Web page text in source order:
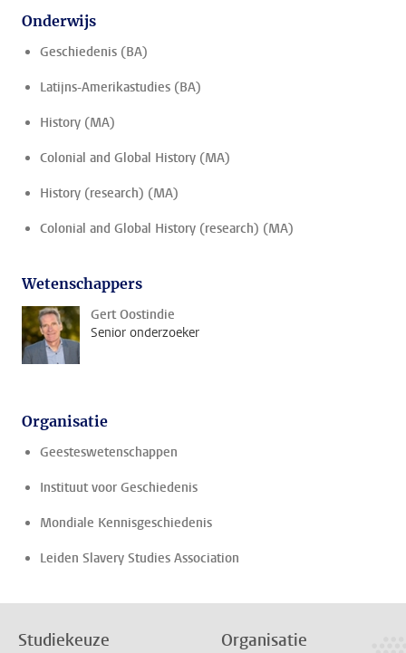
Onderwijs
Geschiedenis (BA)
Latijns-Amerikastudies (BA)
History (MA)
Colonial and Global History (MA)
History (research) (MA)
Colonial and Global History (research) (MA)
Wetenschappers
Gert Oostindie
Senior onderzoeker
Organisatie
Geesteswetenschappen
Instituut voor Geschiedenis
Mondiale Kennisgeschiedenis
Leiden Slavery Studies Association
Studiekeuze Organisatie